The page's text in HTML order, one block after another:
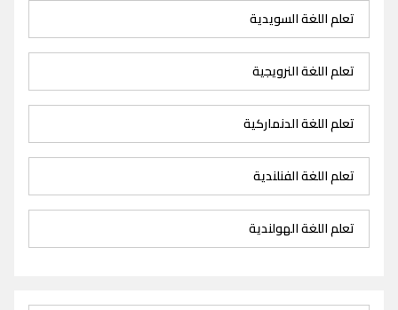
تعلم اللغة السويدية
تعلم اللغة النرويجية
تعلم اللغة الدنماركية
تعلم اللغة الفنلندية
تعلم اللغة الهولندية